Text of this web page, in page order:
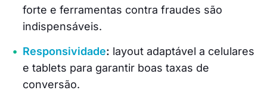
forte e ferramentas contra fraudes são
indispensáveis.
Responsividade: layout adaptável a celulares
e tablets para garantir boas taxas de
conversão.